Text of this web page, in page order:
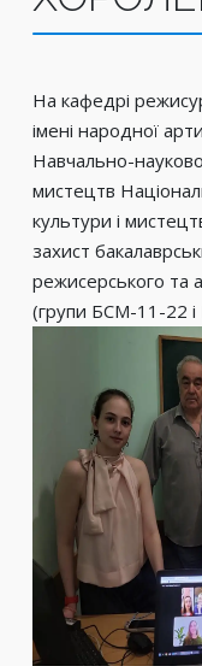
На кафедрі
імені народної
Навчально-
мистецтв
культури і
захист
режисерського та
(групи БСМ-11-22